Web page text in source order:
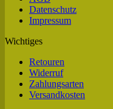
Datenschutz
Impressum
Wichtiges
Retouren
Widerruf
Zahlungsarten
Versandkosten